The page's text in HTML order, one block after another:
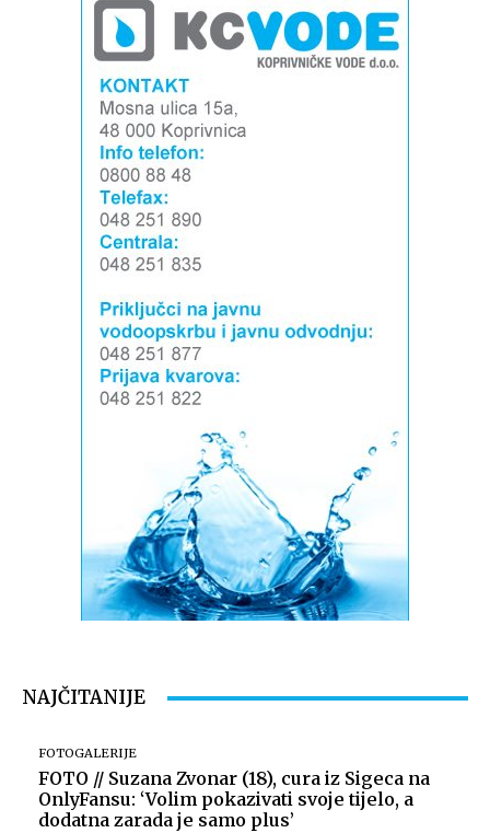
NAJČITANIJE
FOTOGALERIJE
FOTO // Suzana Zvonar (18), cura iz Sigeca na
OnlyFansu: ‘Volim pokazivati svoje tijelo, a
dodatna zarada je samo plus’